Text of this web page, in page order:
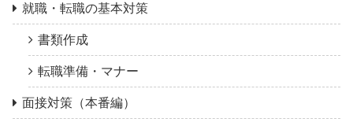
就職・転職の基本対策
書類作成
転職準備・マナー
面接対策（本番編）